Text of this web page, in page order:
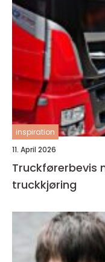
inspiration
11. April 2026
Truckførerbevis nøkkelen til trygg og effektiv
truckkjøring